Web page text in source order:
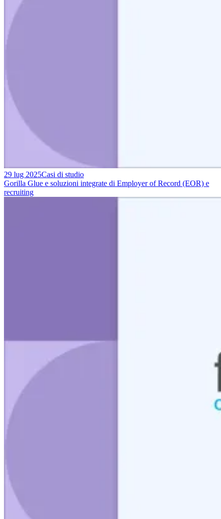
29 lug 2025Casi di studio
Gorilla Glue e soluzioni integrate di Employer of Record (EOR) e
recruiting